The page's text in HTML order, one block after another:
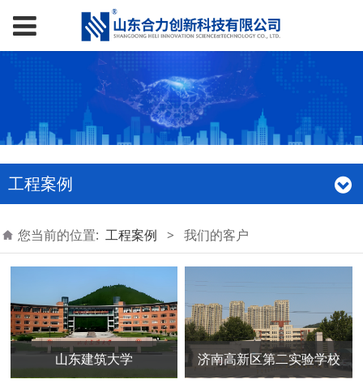
工程案例
您当前的位置: 工程案例 > 我们的客户
山东建筑大学 济南高新区第二实验学校